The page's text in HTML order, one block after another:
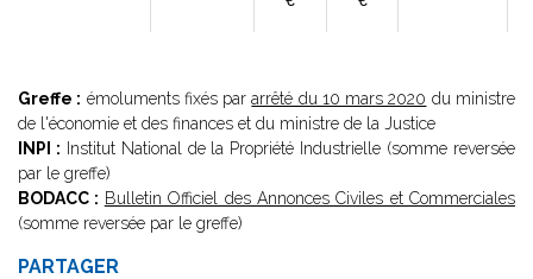
Greffe : émoluments fixés pararrêté du 10 mars 2020 du ministre
de l'économie et des finances et du ministre de la Justice
INPI : Institut National de la Propriété Industrielle (somme reversée
par le greffe)
BODACC : Bulletin Officiel des Annonces Civiles et Commerciales
(somme reversée par le greffe)
PARTAGER